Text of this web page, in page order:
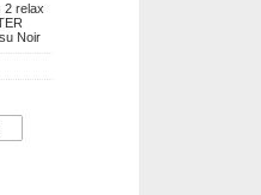
2 relax
Noir